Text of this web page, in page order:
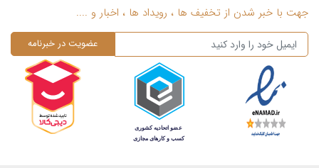
جهت با خبر شدن از تخفیف ها ، رویداد ها ، اخبار و ....